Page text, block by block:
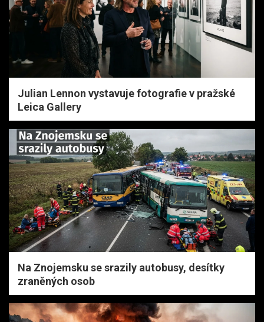
Julian Lennon vystavuje fotografie v pražské
Leica Gallery
Na Znojemsku se srazily autobusy, desítky
zraněných osob